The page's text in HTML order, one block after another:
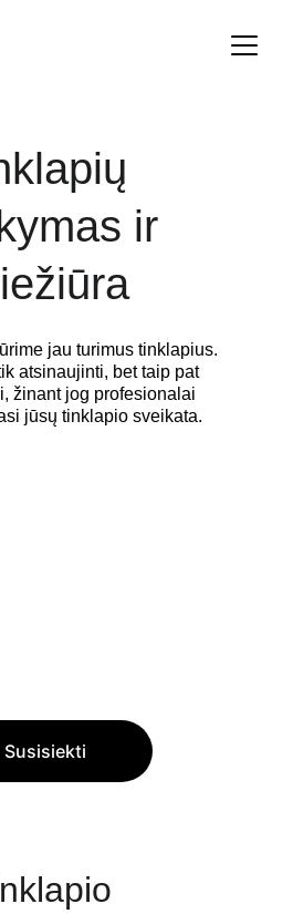
ir
jau turimus tinklapius.
atsinaujinti, bet taip pat
žinant jog profesionalai
jūsų tinklapio sveikata.
Susisiekti